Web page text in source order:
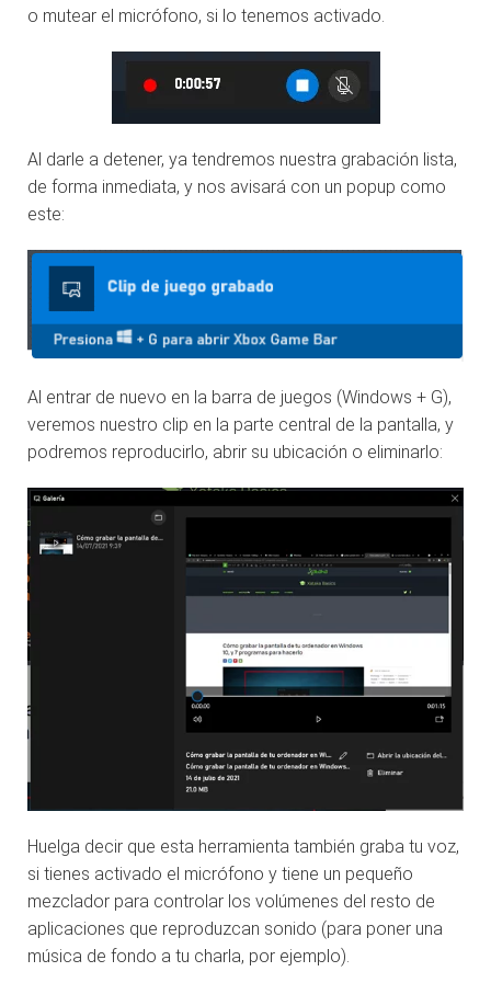
o mutear el micrófono, si lo tenemos activado.
Al darle a detener, ya tendremos nuestra grabación lista,
de forma inmediata, y nos avisará con un popup como
este:
Al entrar de nuevo en la barra de juegos (Windows + G),
veremos nuestro clip en la parte central de la pantalla, y
podremos reproducirlo, abrir su ubicación o eliminarlo:
Huelga decir que esta herramienta también graba tu voz,
si tienes activado el micrófono y tiene un pequeño
mezclador para controlar los volúmenes del resto de
aplicaciones que reproduzcan sonido (para poner una
música de fondo a tu charla, por ejemplo).